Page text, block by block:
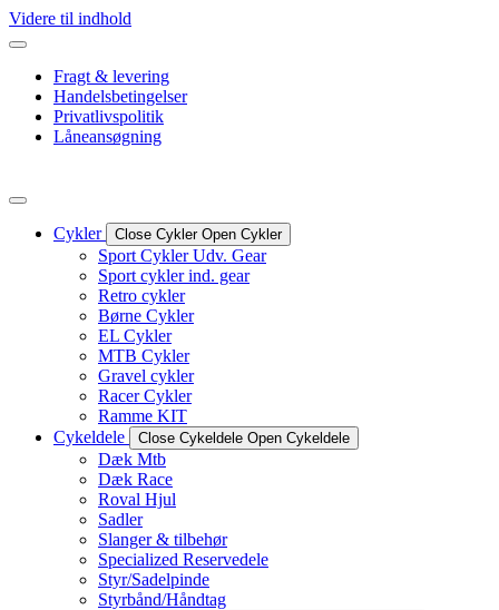
Videre til indhold
Fragt & levering
Handelsbetingelser
Privatlivspolitik
Låneansøgning
Cykler Close Cykler Open Cykler
Sport Cykler Udv. Gear
Sport cykler ind. gear
Retro cykler
Børne Cykler
EL Cykler
MTB Cykler
Gravel cykler
Racer Cykler
Ramme KIT
Cykeldele
Close Cykeldele Open Cykeldele
Dæk Mtb
Dæk Race
Roval Hjul
Sadler
Slanger & tilbehør
Specialized Reservedele
Styr/Sadelpinde
Styrbånd/Håndtag